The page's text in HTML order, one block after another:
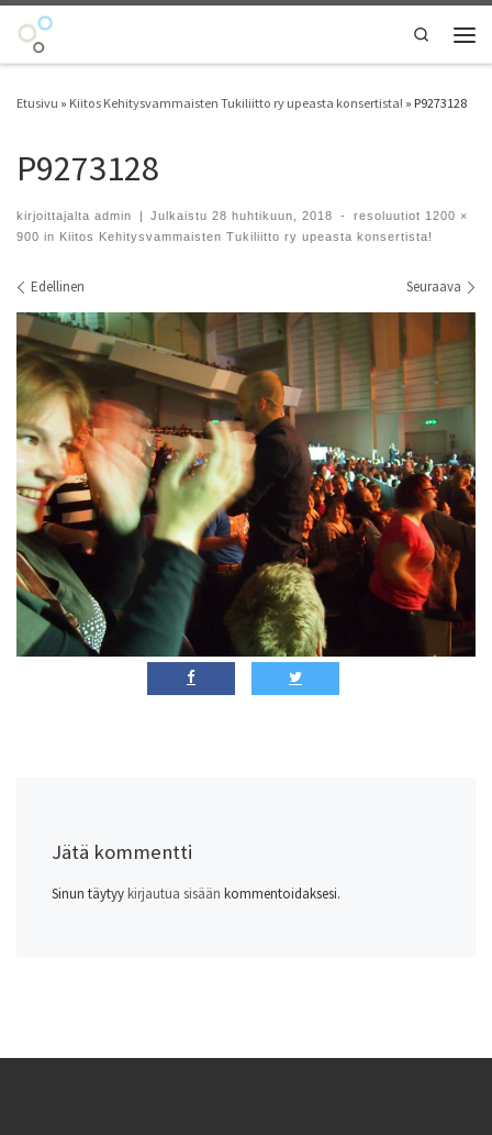
Skip to content
Search
Etusivu » Kiitos Kehitysvammaisten Tukiliitto ry upeasta konsertista! » P9273128
P9273128
kirjoittajalta admin | Julkaistu28 huhtikuun, 2018 - resoluutiot 1200 ×
900 in Kiitos Kehitysvammaisten Tukiliitto ry upeasta konsertista!
Kuvien navigointi
Edellinen Seuraava
Jätä kommentti
Sinun täytyy kirjautua sisään kommentoidaksesi.